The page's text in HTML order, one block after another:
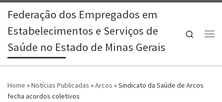
Skip to content
Federação dos Empregados em
Estabelecimentos e Serviços de
Saúde no Estado de Minas Gerais
Search
Home »Notícias Publicadas »Arcos »Sindicato da Saúde de Arcos
fecha acordos coletivos